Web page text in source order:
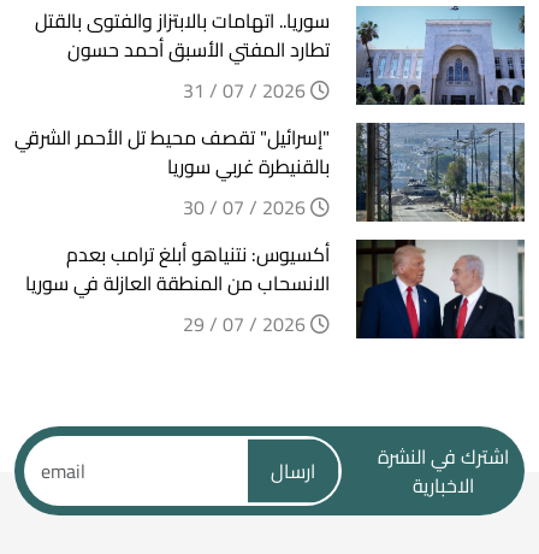
سوريا.. اتهامات بالابتزاز والفتوى بالقتل
تطارد المفتي الأسبق أحمد حسون
"إسرائيل" تقصف محيط تل الأحمر الشرقي
بالقنيطرة غربي سوريا
أكسيوس: نتنياهو أبلغ ترامب بعدم
الانسحاب من المنطقة العازلة في سوريا
اشترك في النشرة
الاخبارية
ارسال